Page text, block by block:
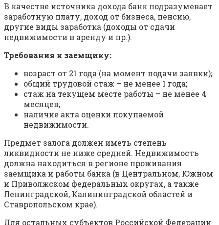
В качестве источника дохода банк подразумевает
заработную плату, доход от бизнеса, пенсию,
другие виды заработка (доходы от сдачи
недвижимости в аренду и пр.).
Требования к заемщику:
возраст от 21 года (на момент подачи заявки);
общий трудовой стаж – не менее 1 года;
стаж на текущем месте работы – не менее 4
месяцев;
наличие акта оценки покупаемой
недвижимости.
Предмет залога должен иметь степень
ликвидности не ниже средней. Недвижимость
должна находиться в регионе проживания
заемщика и работы банка (в Центральном, Южном
и Приволжском федеральных округах, а также
Ленинградской, Калининградской областей и
Ставропольском крае).
Для остальных субъектов Российской Федерации